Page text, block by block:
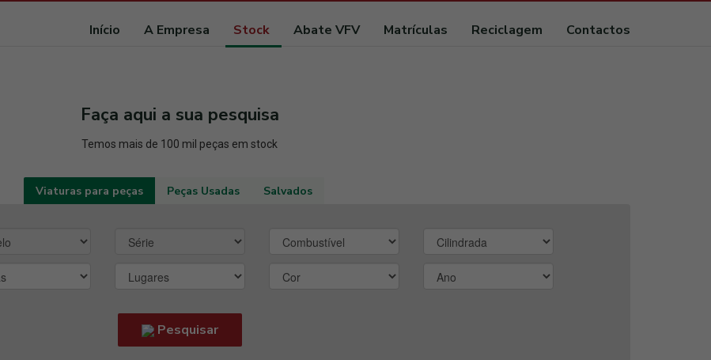
Início A Empresa Stock Abate VFV Matrículas Reciclagem Contactos
Faça aqui a sua pesquisa
Temos mais de 100 mil peças em stock
Viaturas para peças Peças Usadas Salvados
Pesquisar